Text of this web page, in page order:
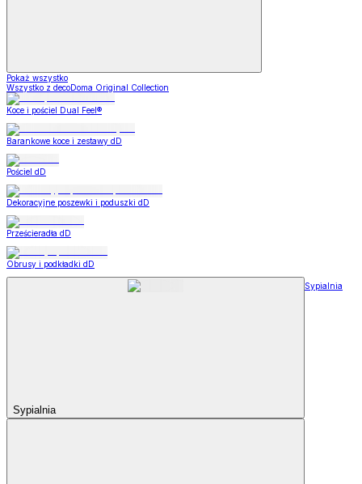
Pokaż wszystko
Wszystko z decoDoma Original Collection
Koce i pościel Dual Feel®
Barankowe koce i zestawy dD
Pościel dD
Dekoracyjne poszewki i poduszki dD
Prześcieradła dD
Obrusy i podkładki dD
Sypialnia
Sypialnia